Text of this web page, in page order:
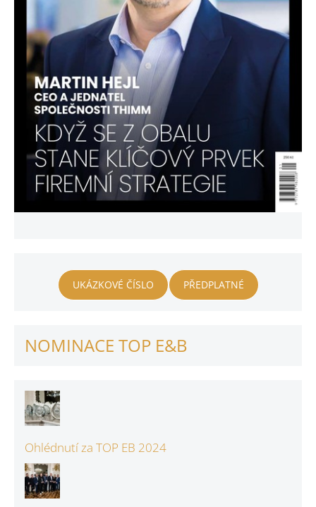
UKÁZKOVÉ ČÍSLO PŘEDPLATNÉ
NOMINACE TOP E&B
Ohlédnutí za TOP EB 2024